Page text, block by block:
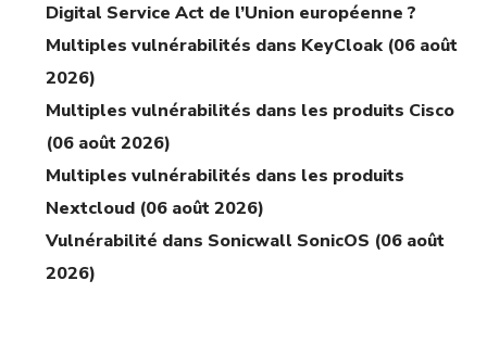
Digital Service Act de l’Union européenne ?
Multiples vulnérabilités dans KeyCloak (06 août
2026)
Multiples vulnérabilités dans les produits Cisco
(06 août 2026)
Multiples vulnérabilités dans les produits
Nextcloud (06 août 2026)
Vulnérabilité dans Sonicwall SonicOS (06 août
2026)